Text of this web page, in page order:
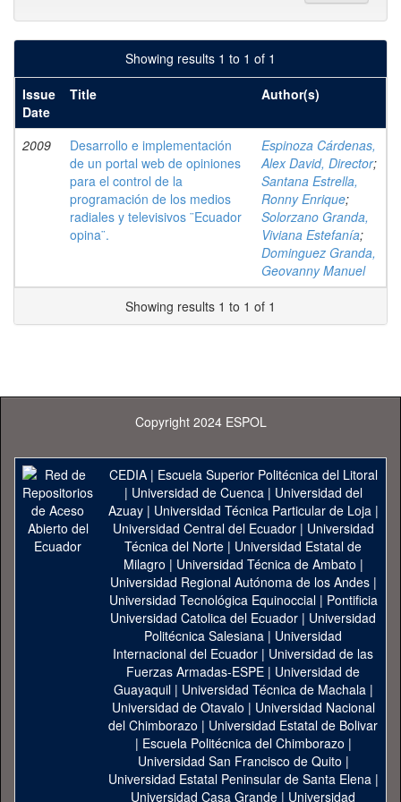
Showing results 1 to 1 of 1
Issue
Date
Title Author(s)
2009
Desarrollo e implementación
de un portal web de opiniones
para el control de la
programación de los medios
radiales y televisivos ¨Ecuador
opina¨.
Espinoza Cárdenas,
Alex David, Director;
Santana Estrella,
Ronny Enrique;
Solorzano Granda,
Viviana Estefanía;
Dominguez Granda,
Geovanny Manuel
Showing results 1 to 1 of 1
Copyright 2024 ESPOL
CEDIA| Escuela Superior Politécnica del Litoral
| Universidad de Cuenca| Universidad del
Azuay| Universidad Técnica Particular de Loja|
Universidad Central del Ecuador| Universidad
Técnica del Norte | Universidad Estatal de
Milagro | Universidad Técnica de Ambato |
Universidad Regional Autónoma de los Andes|
Universidad Tecnológica Equinoccial| Pontificia
Universidad Catolica del Ecuador | Universidad
Politécnica Salesiana | Universidad
Internacional del Ecuador | Universidad de las
Fuerzas Armadas-ESPE | Universidad de
Guayaquil| Universidad Técnica de Machala|
Universidad de Otavalo | Universidad Nacional
del Chimborazo | Universidad Estatal de Bolivar
| Escuela Politécnica del Chimborazo |
Universidad San Francisco de Quito |
Universidad Estatal Peninsular de Santa Elena|
Universidad Casa Grande | Universidad